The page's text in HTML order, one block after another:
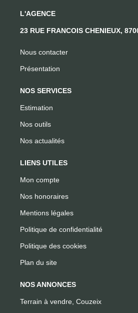
L'AGENCE
23 RUE FRANCOIS CHENIEUX,
Nous contacter
Présentation
NOS SERVICES
Estimation
Nos outils
Nos actualités
LIENS UTILES
Mon compte
Nos honoraires
Mentions légales
Politique de confidentialité
Politique des cookies
Plan du site
NOS ANNONCES
Terrain à vendre, Couzeix